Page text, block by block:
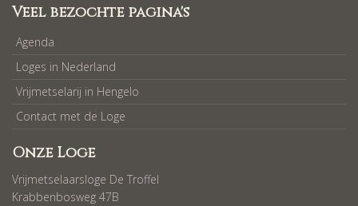
Veel bezochte pagina's
Agenda
Loges in Nederland
Vrijmetselarij in Hengelo
Contact met de Loge
Onze Loge
Vrijmetselaarsloge De Troffel
Krabbenbosweg 47B